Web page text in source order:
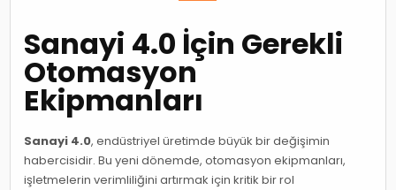
Sanayi 4.0 İçin Gerekli
Otomasyon
Ekipmanları
Sanayi 4.0, endüstriyel üretimde büyük bir değişimin
habercisidir. Bu yeni dönemde, otomasyon ekipmanları,
işletmelerin verimliliğini artırmak için kritik bir rol